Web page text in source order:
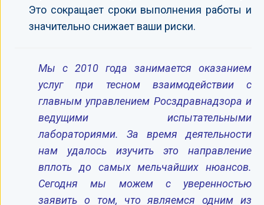
Это сокращает сроки выполнения работы и
значительно снижает ваши риски.
Мы с 2010 года занимается оказанием
услуг при тесном взаимодействии с
главным управлением Росздравнадзора и
ведущими испытательными
лабораториями. За время деятельности
нам удалось изучить это направление
вплоть до самых мельчайших нюансов.
Сегодня мы можем с уверенностью
заявить о том, что являемся одним из